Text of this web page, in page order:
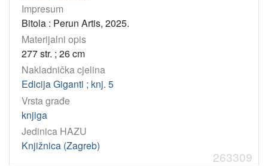
Impresum
Bitola : Perun Artis, 2025.
Materijalni opis
277 str. ; 26 cm
Nakladnička cjelina
Edicija Giganti ; knj. 5
Vrsta građe
knjiga
Jedinica HAZU
Knjižnica (Zagreb)
263309